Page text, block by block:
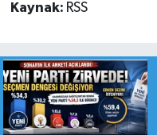
Kaynak: RSS